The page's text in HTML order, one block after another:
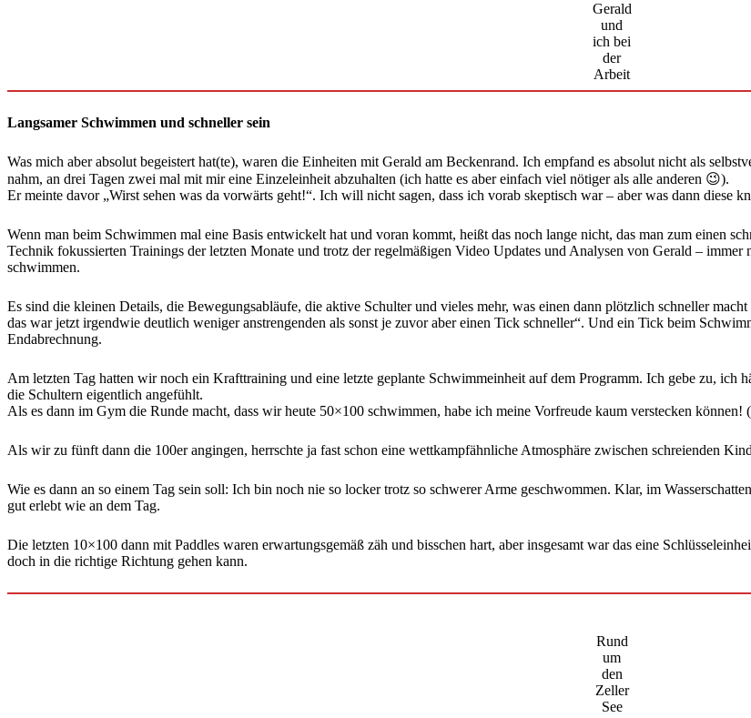
Gerald
und
ich bei
der
Arbeit
Langsamer Schwimmen und schneller sein
Was mich aber absolut begeistert hat(te), waren die Einheiten mit Gerald am Beckenrand. Ich empfand es absolut nicht als
nahm, an drei Tagen zwei mal mit mir eine Einzeleinheit abzuhalten (ich hatte es aber einfach viel nötiger als alle anderen 😉).
Er meinte davor „Wirst sehen was da vorwärts geht!“. Ich will nicht sagen, dass ich vorab skeptisch war – aber was dann diese
Wenn man beim Schwimmen mal eine Basis entwickelt hat und voran kommt, heißt das noch lange nicht, das man zum einen
Technik fokussierten Trainings der letzten Monate und trotz der regelmäßigen Video Updates und Analysen von Gerald –
schwimmen.
Es sind die kleinen Details, die Bewegungsabläufe, die aktive Schulter und vieles mehr, was einen dann plötzlich schneller
das war jetzt irgendwie deutlich weniger anstrengenden als sonst je zuvor aber einen Tick schneller“. Und ein Tick beim
Endabrechnung.
Am letzten Tag hatten wir noch ein Krafttraining und eine letzte geplante Schwimmeinheit auf dem Programm. Ich gebe zu, ich
die Schultern eigentlich angefühlt.
Als es dann im Gym die Runde macht, dass wir heute 50×100 schwimmen, habe ich meine Vorfreude kaum verstecken
Als wir zu fünft dann die 100er angingen, herrschte ja fast schon eine wettkampfähnliche Atmosphäre zwischen schreienden
Wie es dann an so einem Tag sein soll: Ich bin noch nie so locker trotz so schwerer Arme geschwommen. Klar, im
gut erlebt wie an dem Tag.
Die letzten 10×100 dann mit Paddles waren erwartungsgemäß zäh und bisschen hart, aber insgesamt war das eine
doch in die richtige Richtung gehen kann.
Rund
um
den
Zeller
See